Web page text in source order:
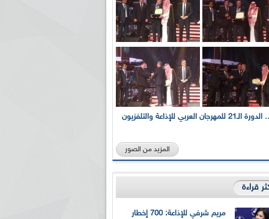
بالصور... الدورة الـ21 للمهرجان العربي للإذاعة والتلفزيون
المزيد من الصور
قراءة
مريم شرفي للإذاعة: 700 إخطار